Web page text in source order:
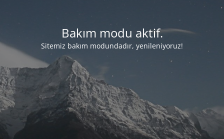
Bakım modu aktif.
Sitemiz bakım modundadır, yenileniyoruz!